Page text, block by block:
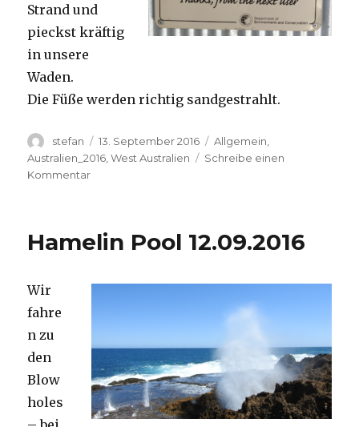
Strand und
pieckst kräftig
in unsere
Waden.
Die Füße werden richtig sandgestrahlt.
Autor
stefan
Veröffentlicht
am
13. September 2016 Kategorien
Allgemein
Australien_2016 ,West Australien
Schreibe einen
Kommentarzu
Hamelin Pool 12.09.2016
Wir
fahre
n zu
den
Blow
holes